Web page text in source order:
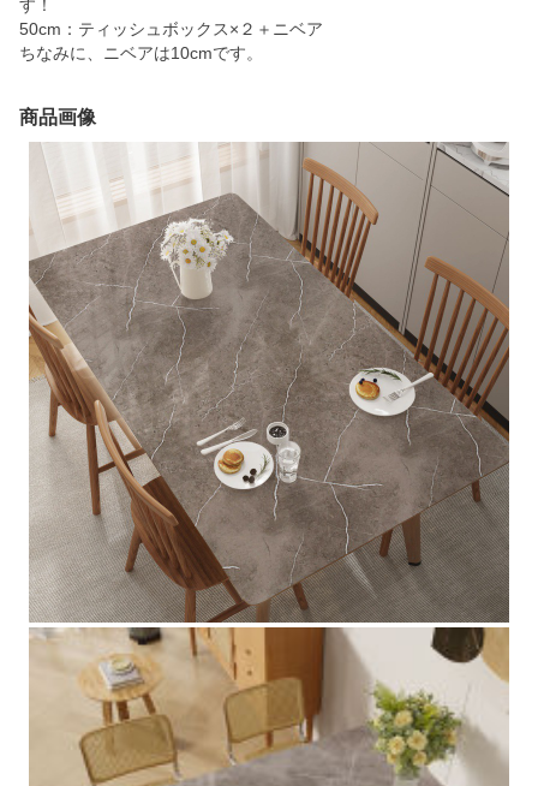
す！
50cm：ティッシュボックス×２＋ニベア
ちなみに、ニベアは10cmです。
商品画像